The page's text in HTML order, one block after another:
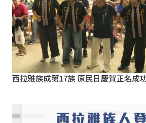
西拉雅族成第17族 原民日慶賀正名成